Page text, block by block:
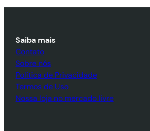
Saiba mais
Contato
Sobre nós
Política de Privacidade
Termos de Uso
Nossa loja no mercado livre